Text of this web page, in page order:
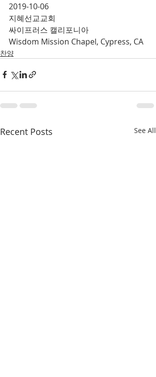
2019-10-06
지혜선교교회
싸이프러스 캘리포니아
Wisdom Mission Chapel, Cypress, CA
찬양
Recent Posts See All